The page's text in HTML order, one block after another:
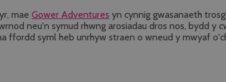
mae Gower Adventures yn cynnig gwasanaeth
neu'n symud rhwng arosiadau dros nos, bydd y
ffordd syml heb unrhyw straen o wneud y mwyaf